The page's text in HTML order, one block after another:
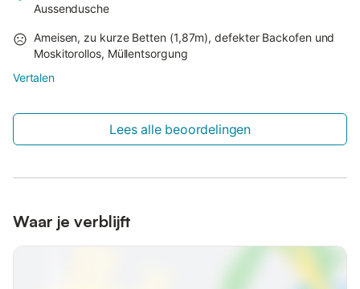
Aussendusche
Ameisen, zu kurze Betten (1,87m), defekter Backofen und
Moskitorollos, Müllentsorgung
Vertalen
Lees alle beoordelingen
Waar je verblijft